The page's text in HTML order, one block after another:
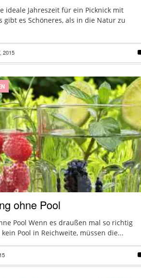
ideale Jahreszeit für ein Picknick mit
gibt es Schöneres, als in die Natur zu
2015
ohne Pool
Pool Wenn es draußen mal so richtig
Pool in Reichweite, müssen die...